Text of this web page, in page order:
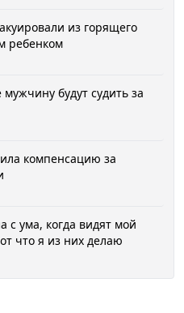
из горящего
ребенком
будут судить за
компенсацию за
с ума, когда видят мой
что я из них делаю